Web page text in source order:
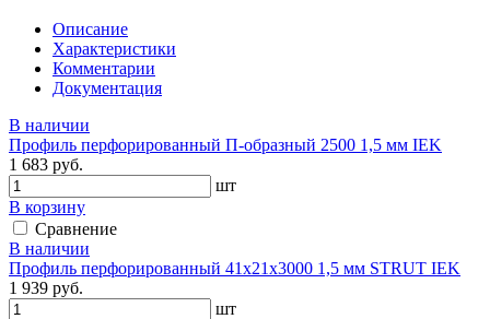
Описание
Характеристики
Комментарии
Документация
В наличии
Профиль перфорированный П-образный 2500 1,5 мм IEK
1 683 руб.
шт
В корзину
Сравнение
В наличии
Профиль перфорированный 41х21х3000 1,5 мм STRUT IEK
1 939 руб.
шт